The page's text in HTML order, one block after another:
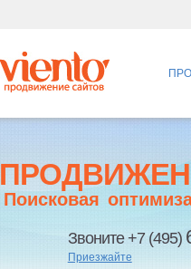
Поисковая
Звоните +7 (495)
Приезжайте